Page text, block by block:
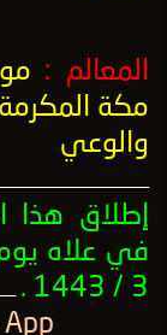
المعالم :
مكة
إطلاق هذا
3 / 1443 .